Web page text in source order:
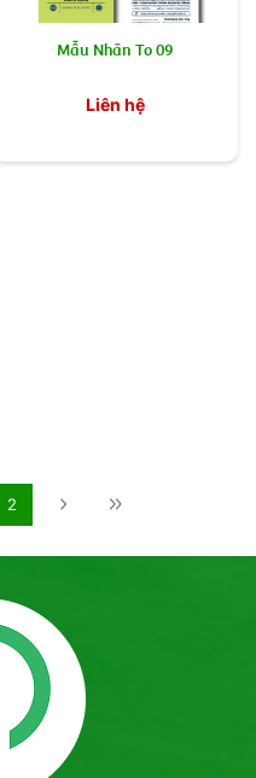
Mẫu Nhãn To 09
Liên hệ
2